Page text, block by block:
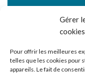
Gérer
cookies
Pour offrir les meilleures
telles que les cookies pour
appareils. Le fait de